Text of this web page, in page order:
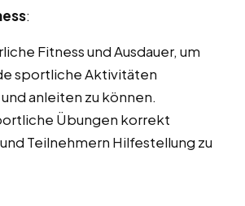
:
Fitness und Ausdauer, um
sportliche Aktivitäten
anleiten zu können.
Übungen korrekt
Teilnehmern Hilfestellung zu